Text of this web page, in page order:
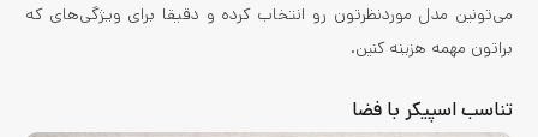
می‌تونین مدل موردنظرتون رو انتخاب کرده و دقیقا برای ویژگی‌های که
براتون مهمه هزینه کنین.
تناسب اسپیکر با فضا